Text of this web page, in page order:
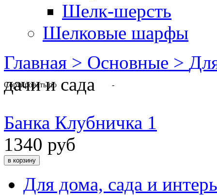
Шелк-шерсть
Шелковые шарфы
Главная > Основные >
дачи и сада
Сортировать по -
Банка Клубничка 1
1340 руб
Для дома, сада и